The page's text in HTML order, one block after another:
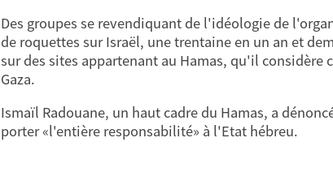
Des groupes se revendiquant de l'idéologie de
de roquettes sur Israël, une trentaine en un an et
sur des sites appartenant au Hamas, qu'il considère
Gaza.
Ismaïl Radouane, un haut cadre du Hamas, a
porter «l'entière responsabilité» à l'Etat hébreu.